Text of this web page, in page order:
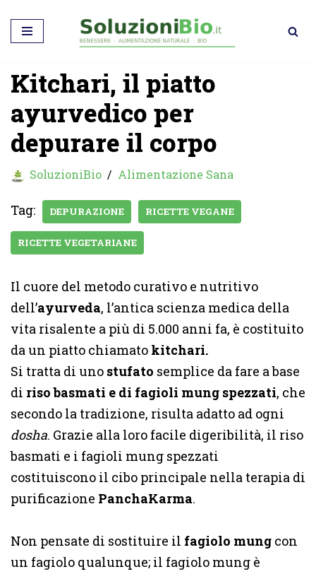
Vai
contenuto
Kitchari, il piatto
ayurvedico per
depurare il corpo
SoluzioniBio Alimentazione Sana
Tag: DEPURAZIONE RICETTE VEGANE
RICETTE VEGETARIANE
Il cuore del metodo curativo e nutritivo
dell’ayurveda, l’antica scienza medica della
vita risalente a più di 5.000 anni fa, è costituito
da un piatto chiamato kitchari.
Si tratta di uno stufato semplice da fare a base
di riso basmati e di fagioli mung spezzati, che
secondo la tradizione, risulta adatto ad ogni
dosha. Grazie alla loro facile digeribilità, il riso
basmati e i fagioli mung spezzati
costituiscono il cibo principale nella terapia di
purificazione PanchaKarma.
Non pensate di sostituire il fagiolo mung con
un fagiolo qualunque; il fagiolo mung è